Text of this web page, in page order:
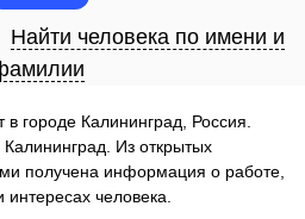
Найти человека по имени и
городе Калининград, Россия.
Из открытых
получена информация о работе,
человека.